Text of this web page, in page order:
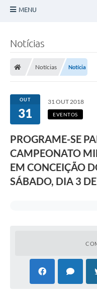
MENU
Turismo
Editais
Ouvidoria
Procuradoria Jurídica -
Notícias
Notícias Notícia
OUT
31
31 OUT 2018
EVENTOS
PROGRAME-SE
CAMPEONATO
EM CONCEIÇÃO
SÁBADO, DIA 3